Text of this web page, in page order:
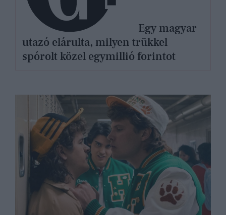
Egy magyar
utazó elárulta, milyen trükkel
spórolt közel egymillió forintot